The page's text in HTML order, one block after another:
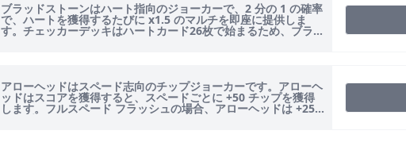
ブラッドストーンはハート指向のジョーカーで、2 分の 1 の確率
で、ハートを獲得するたびに x1.5 のマルチを即座に提供しま
す。チェッカーデッキはハートカード26枚で始まるため、ブラッ
ドストーンとの...
アローヘッドはスペード志向のチップジョーカーです。アローヘ
ッドはスコアを獲得すると、スペードごとに +50 チップを獲得
します。フルスペード フラッシュの場合、アローヘッドは +250
チップを提供し...